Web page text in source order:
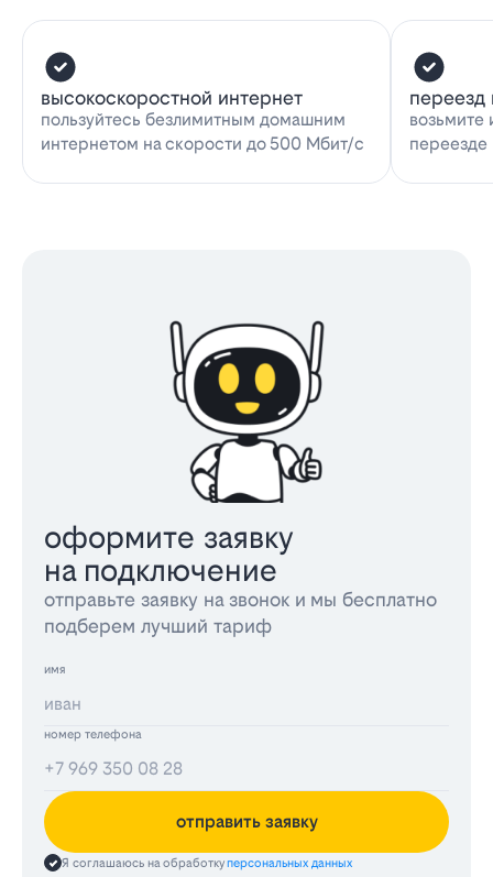
высокоскоростной интернет
пользуйтесь безлимитным домашним
интернетом на скорости до 500 Мбит/с
переезд
возьмите
переезде
оформите заявку
на подключение
отправьте заявку на звонок и мы бесплатно
подберем лучший тариф
имя
номер телефона
отправить заявку
Я соглашаюсь на обработкуперсональных данных